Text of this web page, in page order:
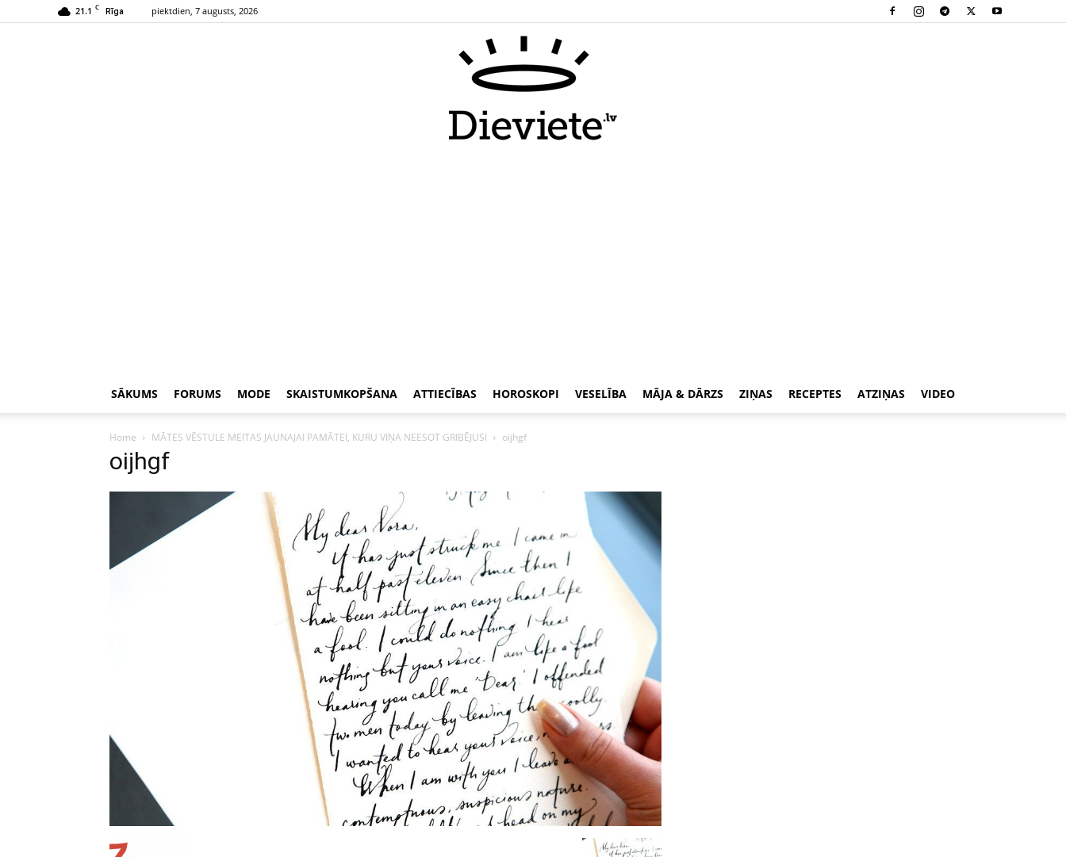
21.1 C Rīga piektdien, 7 augusts, 2026
SĀKUMS FORUMS MODE SKAISTUMKOPŠANA ATTIECĪBAS HOROSKOPI VESELĪBA MĀJA & DĀRZS ZIŅAS RECEPTES ATZIŅAS VIDEO
Home MĀTES VĒSTULE MEITAS JAUNAJAI PAMĀTEI, KURU VIŅA NEESOT GRIBĒJUSI oijhgf
oijhgf